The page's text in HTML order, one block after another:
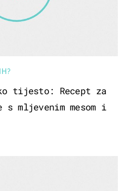
tijesto: Recept za
s mljevenim mesom i